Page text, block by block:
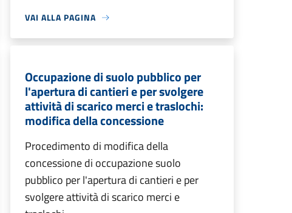
VAI ALLA PAGINA
Occupazione di suolo pubblico per
l'apertura di cantieri e per svolgere
attività di scarico merci e traslochi:
modifica della concessione
Procedimento di modifica della
concessione di occupazione suolo
pubblico per l'apertura di cantieri e per
svolgere attività di scarico merci e